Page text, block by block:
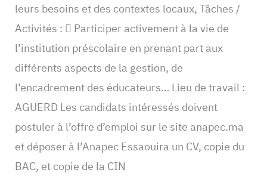
leurs besoins et des contextes locaux, Tâches /
Activités :  Participer activement à la vie de
l’institution préscolaire en prenant part aux
différents aspects de la gestion, de
l’encadrement des éducateurs… Lieu de travail :
AGUERD Les candidats intéressés doivent
postuler à l’offre d’emploi sur le site anapec.ma
et déposer à l’Anapec Essaouira un CV, copie du
BAC, et copie de la CIN